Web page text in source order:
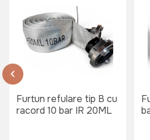
Furtun refulare tip B cu
racord 10 bar IR 20ML